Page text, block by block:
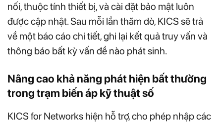
nối, thuộc tính thiết bị, và cài đặt bảo mật luôn
được cập nhật. Sau mỗi lần thăm dò, KICS sẽ trả
về một báo cáo chi tiết, ghi lại kết quả truy vấn và
thông báo bất kỳ vấn đề nào phát sinh.
Nâng cao khả năng phát hiện bất thường
trong trạm biến áp kỹ thuật số
KICS for Networks hiện hỗ trợ, cho phép nhập các